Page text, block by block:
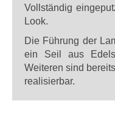
Vollständig
Look.
Die Führung der
ein Seil aus
Weiteren sind
realisierbar.